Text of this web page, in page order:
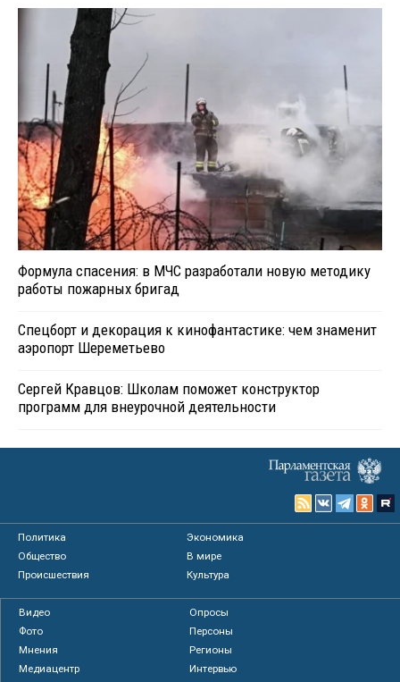
Формула спасения: в МЧС разработали новую методику
работы пожарных бригад
Спецборт и декорация к кинофантастике: чем знаменит
аэропорт Шереметьево
Сергей Кравцов: Школам поможет конструктор
программ для внеурочной деятельности
Политика
Экономика
Общество
В мире
Происшествия
Культура
Видео
Опросы
Фото
Персоны
Мнения
Регионы
Медиацентр
Интервью